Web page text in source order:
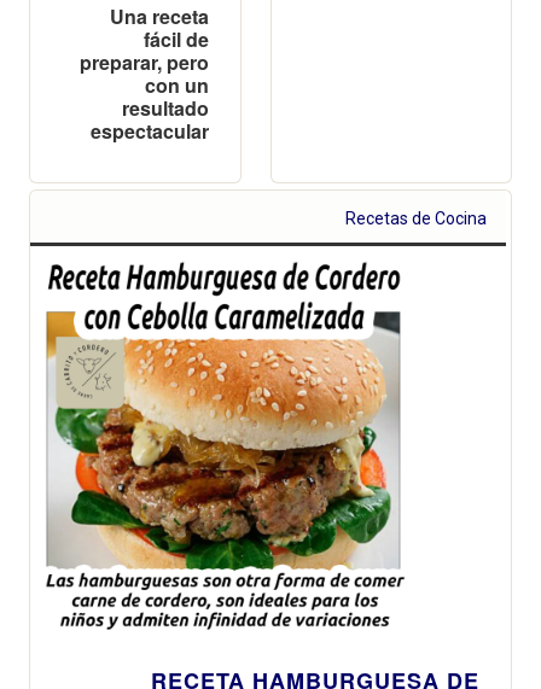
Una receta
fácil de
preparar, pero
con un
resultado
espectacular
Recetas de Cocina
RECETA HAMBURGUESA DE